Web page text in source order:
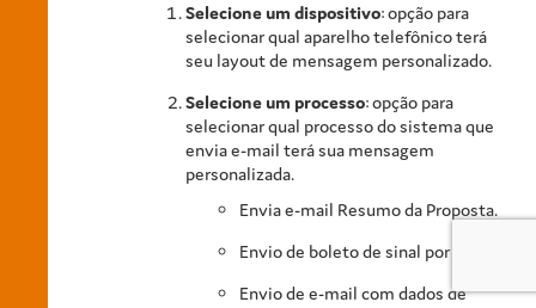
Selecione um dispositivo: opção para
selecionar qual aparelho telefônico terá
seu layout de mensagem personalizado.
Selecione um processo: opção para
selecionar qual processo do sistema que
envia e-mail terá sua mensagem
personalizada.
Envia e-mail Resumo da Proposta.
Envio de boleto de sinal por e-mail.
Envio de e-mail com dados de